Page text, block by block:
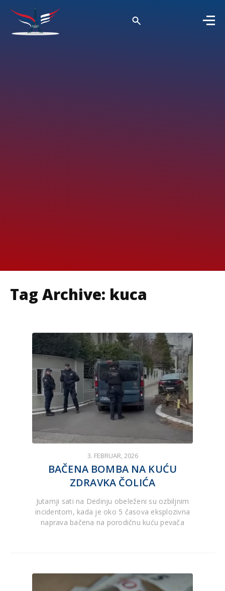
Tag Archive: kuca
3. FEBRUAR, 2026
BAČENA BOMBA NA KUĆU
ZDRAVKA ČOLIĆA
Jutarnji sati na Dedinju obeleženi su ozbiljnim
incidentom, kada je oko 5 časova eksplozivna
naprava bačena na porodičnu kuću pevača